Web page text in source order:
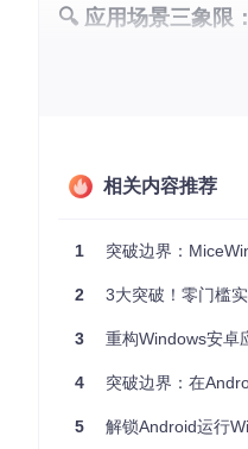
🔍 应用场景三象限
商务人士可直接运行桌
创意生产象限：随时随
设计师可使用GIMP等图
📱 新手快速上手
步骤
相关内容推荐
1 突破边界：
2 3大突破！零门槛实现跨平台
3 重构Windows安卓
4 突破边界：在
5 解锁Android运行